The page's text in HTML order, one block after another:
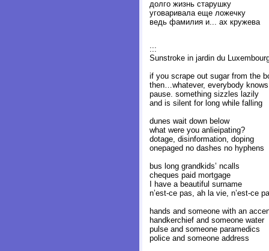
долго жизнь старушку
уговаривала еще ложечку
ведь фамилия и... ах кружева
:::
Sunstroke in jardin du
if you scrape out sugar from the
then…whatever, everybody
pause. something sizzles lazily
and is silent for long while falling
dunes wait down below
what were you anlieipating?
dotage, disinformation, doping
onepaged no dashes no hyphens
bus long grandkids’ ncalls
cheques paid mortgage
I have a beautiful surname
n’est-ce pas, ah la vie, n’est-ce
hands and someone with an
handkerchief and someone water
pulse and someone paramedics
police and someone address